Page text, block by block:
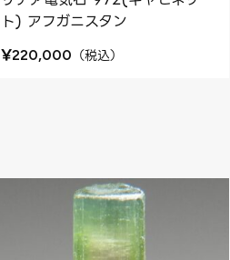
ト) アフガニスタン
¥220,000 （税込）